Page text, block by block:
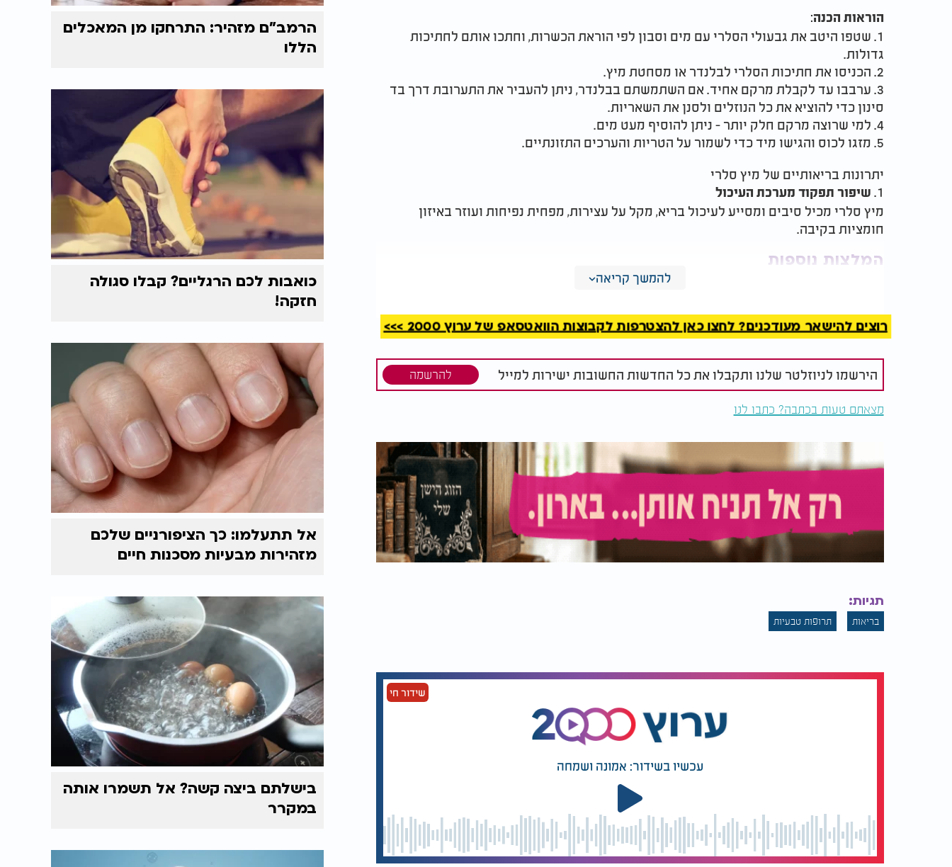
הוראות הכנה:
1. שטפו היטב את גבעולי הסלרי עם מים וסבון לפי הוראת הכשרות, וחתכו אותם לחתיכות
גדולות.
2. הכניסו את חתיכות הסלרי לבלנדר או מסחטת מיץ.
3. ערבבו עד לקבלת מרקם אחיד. אם השתמשתם בבלנדר, ניתן להעביר את התערובת דרך בד
סינון כדי להוציא את כל הנוזלים ולסנן את השאריות.
4. למי שרוצה מרקם חלק יותר - ניתן להוסיף מעט מים.
5. מזגו לכוס והגישו מיד כדי לשמור על הטריות והערכים התזונתיים.
יתרונות בריאותיים של מיץ סלרי
1. שיפור תפקוד מערכת העיכול
מיץ סלרי מכיל סיבים ומסייע לעיכול בריא, מקל על עצירות, מפחית נפיחות ועוזר באיזון
חומציות בקיבה.
המלצות נוספות
למה כדאי לכם לאכול יותר
הסגולות הנפלאות של
לא רעב, אלא לחץ: כך
2. תמיכה במערכת החיסון
מיץ סלרי מכיל ויטמינים ומינרלים חיוניים כמו ויטמין C, המסייעים בחיזוק מערכת החיסון.
עשיר בנוגדי חמצון
תכולת נוגדי החמצון שבסלרי מסייעת להגן על התאים מנזקי חמצון, מה שמאט תהליכי הזדקנות
ומשפר את הבריאות הכללית.
הסלרי מכיל אשלגן ונוגדי חמצון שתומכים בהפחתת לחץ דם ובאיזון רמות הנתרן בגוף.
5. תמיכה בניקוי רעלים
מרכיבים נוגדי דלקת במיץ סלרי מסייעים להפחתת בעיות עור, כגון אקנה ודלקות.
להמשך קריאה
רוצים להישאר מעודכנים? לחצו כאן להצטרפות לקבוצות הוואטסאפ של ערוץ 2000 >>>
הירשמו לניוזלטר שלנו ותקבלו את כל החדשות החשובות ישירות למייל להרשמה
מצאתם טעות בכתבה? כתבו לנו
תגיות:
בריאות תרופות טבעיות
שידור חי
עכשיו בשידור: אמונה ושמחה
הרמב"ם מזהיר: התרחקו מן המאכלים
הללו
כואבות לכם הרגליים? קבלו סגולה
חזקה!
אל תתעלמו: כך הציפורניים שלכם
מזהירות מבעיות מסכנות חיים
בישלתם ביצה קשה? אל תשמרו אותה
במקרר